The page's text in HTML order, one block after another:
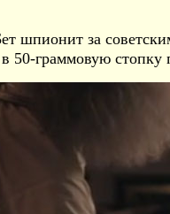
шпионит за
50-граммовую стопку